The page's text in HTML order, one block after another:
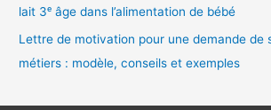
lait 3ᵉ âge dans l’alimentation de bébé
Lettre de motivation pour une demande de
métiers : modèle, conseils et exemples